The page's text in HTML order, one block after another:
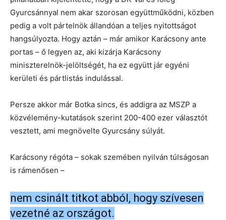
Gyurcsánnyal nem akar szorosan együttműködni, közben
pedig a volt pártelnök állandóan a teljes nyitottságot
hangsúlyozta. Hogy aztán – már amikor Karácsony ante
portas – ő legyen az, aki kizárja Karácsony
miniszterelnök-jelöltségét, ha ez együtt jár egyéni
kerületi és pártlistás indulással.
Persze akkor már Botka sincs, és addigra az MSZP a
közvélemény-kutatások szerint 200-400 ezer választót
vesztett, ami megnövelte Gyurcsány súlyát.
Karácsony régóta – sokak szemében nyilván túlságosan
is rámenősen –
nem csinált titkot abból, hogy szívesen
vezetné az országot.